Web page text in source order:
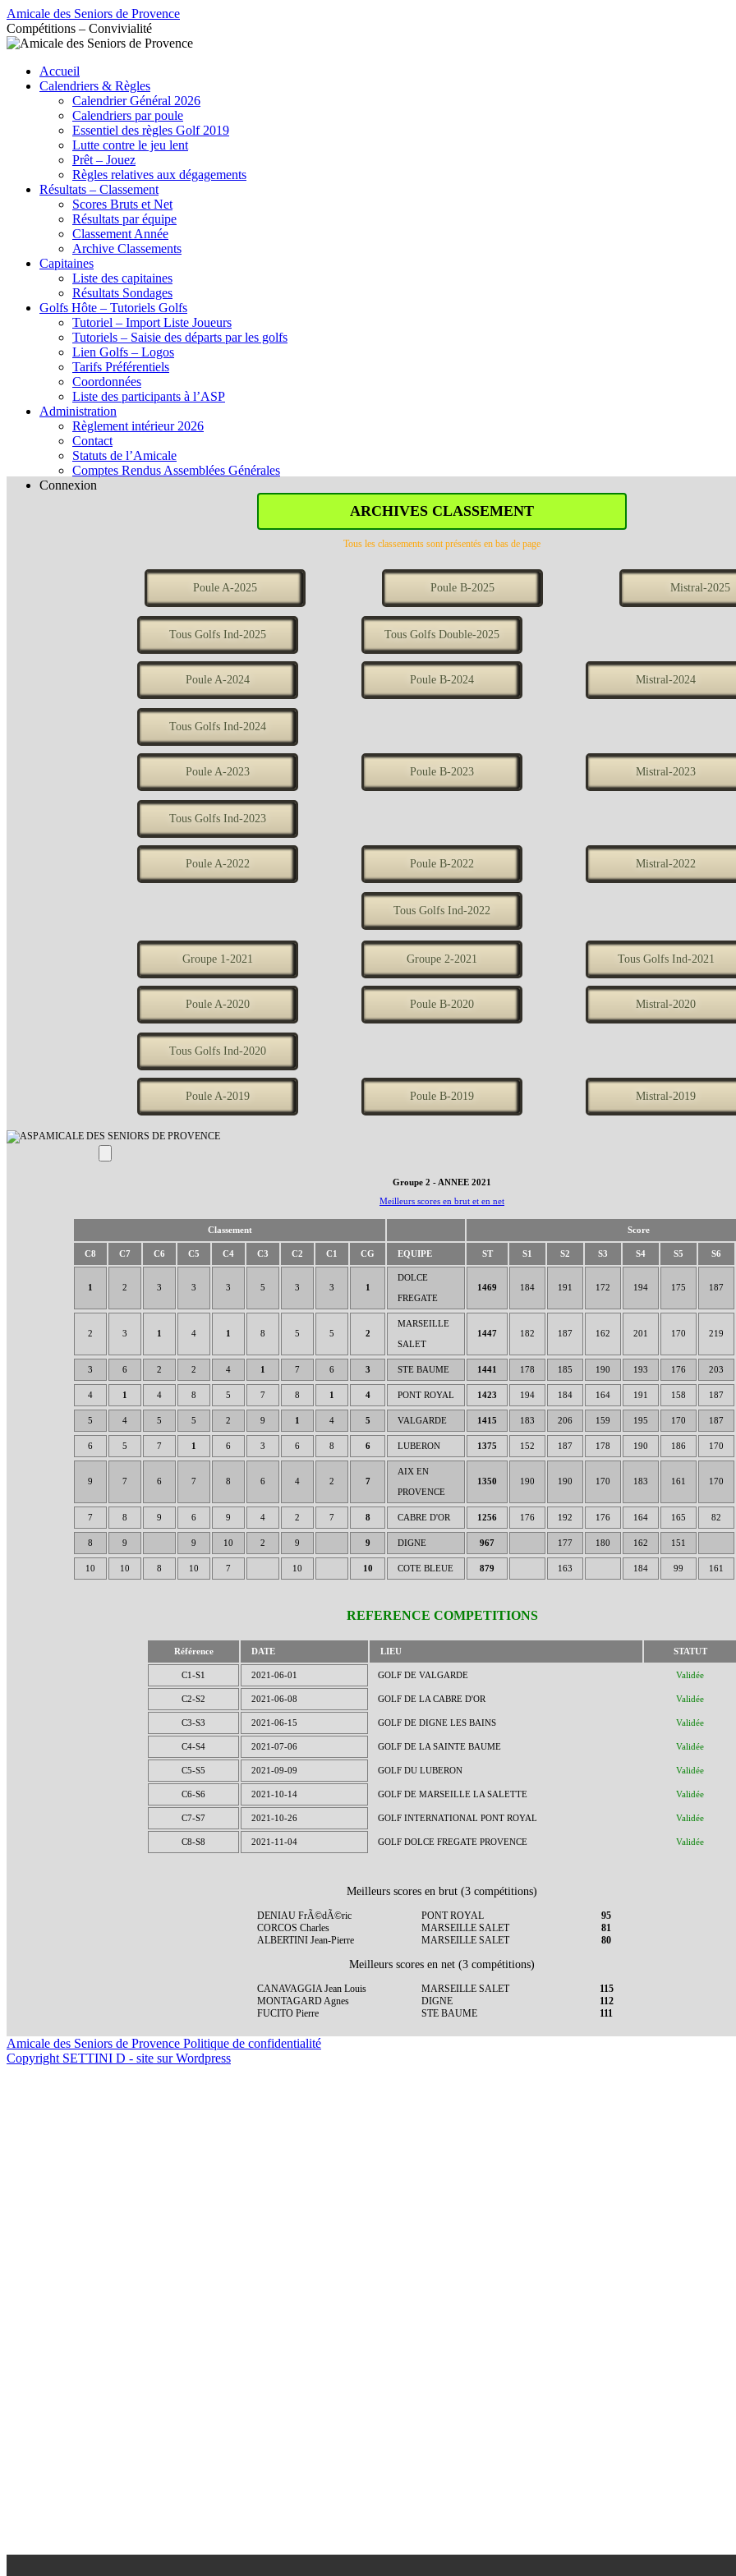
Aller
au
contenu
Amicale des Seniors de Provence
Compétitions – Convivialité
Accueil
Calendriers & Règles
Calendrier Général 2026
Calendriers par poule
Essentiel des règles Golf 2019
Lutte contre le jeu lent
Prêt – Jouez
Règles relatives aux dégagements
Résultats – Classement
Scores Bruts et Net
Résultats par équipe
Classement Année
Archive Classements
Capitaines
Liste des capitaines
Résultats Sondages
Golfs Hôte – Tutoriels Golfs
Tutoriel – Import Liste Joueurs
Tutoriels – Saisie des départs par les golfs
Lien Golfs – Logos
Tarifs Préférentiels
Coordonnées
Liste des participants à l’ASP
Administration
Règlement intérieur 2026
Contact
Statuts de l’Amicale
Comptes Rendus Assemblées Générales
Connexion
ARCHIVES CLASSEMENT
Tous les classements sont présentés en bas de page
Poule A-2025 Poule B-2025 Mistral-2025
Tous Golfs Ind-2025 Tous Golfs Double-2025
Poule A-2024 Poule B-2024 Mistral-2024
Tous Golfs Ind-2024
Poule A-2023 Poule B-2023 Mistral-2023
Tous Golfs Ind-2023
Poule A-2022 Poule B-2022 Mistral-2022
Tous Golfs Ind-2022
Groupe 1-2021 Groupe 2-2021 Tous Golfs Ind-2021
Poule A-2020 Poule B-2020 Mistral-2020
Tous Golfs Ind-2020
Poule A-2019 Poule B-2019 Mistral-2019
AMICALE DES SENIORS DE PROVENCE
Groupe 2 - ANNEE 2021
Meilleurs scores en brut et en net
Classement Score
C8 C7 C6 C5 C4 C3 C2 C1 CG EQUIPE ST S1 S2 S3 S4 S5 S6
1 2 3 3 3 5 3 3 1
DOLCE
FREGATE
1469 184 191 172 194 175 187
2 3 1 4 1 8 5 5 2
MARSEILLE
SALET
1447 182 187 162 201 170 219
3 6 2 2 4 1 7 6 3 STE BAUME 1441 178 185 190 193 176 203
4 1 4 8 5 7 8 1 4 PONT ROYAL 1423 194 184 164 191 158 187
5 4 5 5 2 9 1 4 5 VALGARDE 1415 183 206 159 195 170 187
6 5 7 1 6 3 6 8 6 LUBERON 1375 152 187 178 190 186 170
9 7 6 7 8 6 4 2 7
AIX EN
PROVENCE
1350 190 190 170 183 161 170
7 8 9 6 9 4 2 7 8 CABRE D'OR 1256 176 192 176 164 165 82
8 9 9 10 2 9 9 DIGNE 967 177 180 162 151
10 10 8 10 7 10 10 COTE BLEUE 879 163 184 99 161
REFERENCE COMPETITIONS
Référence DATE LIEU STATUT
C1-S1 2021-06-01 GOLF DE VALGARDE Validée
C2-S2 2021-06-08 GOLF DE LA CABRE D'OR Validée
C3-S3 2021-06-15 GOLF DE DIGNE LES BAINS Validée
C4-S4 2021-07-06 GOLF DE LA SAINTE BAUME Validée
C5-S5 2021-09-09 GOLF DU LUBERON Validée
C6-S6 2021-10-14 GOLF DE MARSEILLE LA SALETTE Validée
C7-S7 2021-10-26 GOLF INTERNATIONAL PONT ROYAL Validée
C8-S8 2021-11-04 GOLF DOLCE FREGATE PROVENCE Validée
Meilleurs scores en brut (3 compétitions)
DENIAU FrÃ©dÃ©ric PONT ROYAL
95
CORCOS Charles
MARSEILLE SALET
81
ALBERTINI Jean-Pierre
MARSEILLE SALET 80
Meilleurs scores en net (3 compétitions)
CANAVAGGIA Jean Louis MARSEILLE SALET
115
MONTAGARD Agnes
DIGNE
112
FUCITO Pierre
STE BAUME 111
Amicale des Seniors de Provence Politique de confidentialité
Copyright SETTINI D - site sur Wordpress